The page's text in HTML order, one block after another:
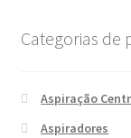
Categorias de
Aspiração
Aspiradores